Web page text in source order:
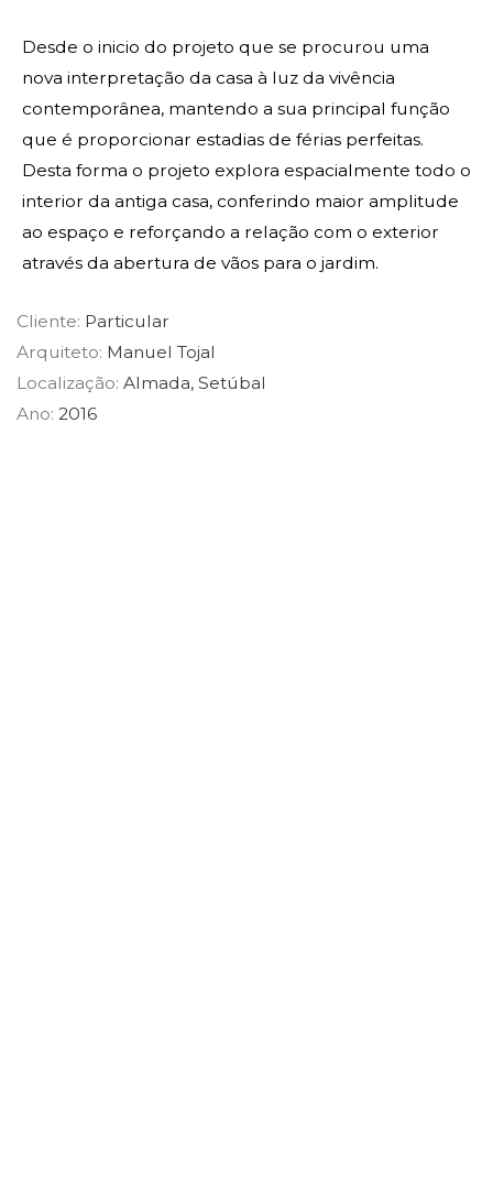
Desde o inicio do projeto que se procurou uma
nova interpretação da casa à luz da vivência
contemporânea, mantendo a sua principal função
que é proporcionar estadias de férias perfeitas.
Desta forma o projeto explora espacialmente todo o
interior da antiga casa, conferindo maior amplitude
ao espaço e reforçando a relação com o exterior
através da abertura de vãos para o jardim.
Cliente: Particular
Arquiteto: Manuel Tojal
Localização: Almada, Setúbal
Ano: 2016